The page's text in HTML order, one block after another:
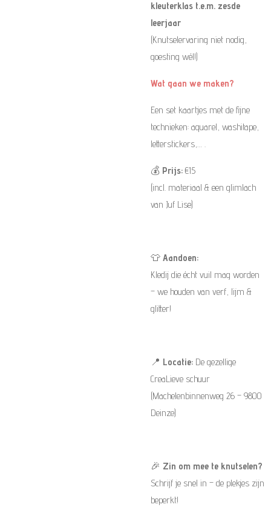
kleuterklas t.e.m. zesde
leerjaar
(Knutselervaring niet nodig,
goesting wél!)
Wat gaan we maken?
Een set kaartjes met de fijne
technieken: aquarel, washitape,
letterstickers,… .
💰 Prijs:€15
(incl. materiaal & een glimlach
van Juf Lise)
👕 Aandoen:
Kledij die écht vuil mag worden
– we houden van verf, lijm &
glitter!
📍 Locatie: De gezellige
CreaLieve schuur
(Machelenbinnenweg 26 – 9800
Deinze)
🎉 Zin om mee te knutselen?
Schrijf je snel in – de plekjes zijn
beperkt!